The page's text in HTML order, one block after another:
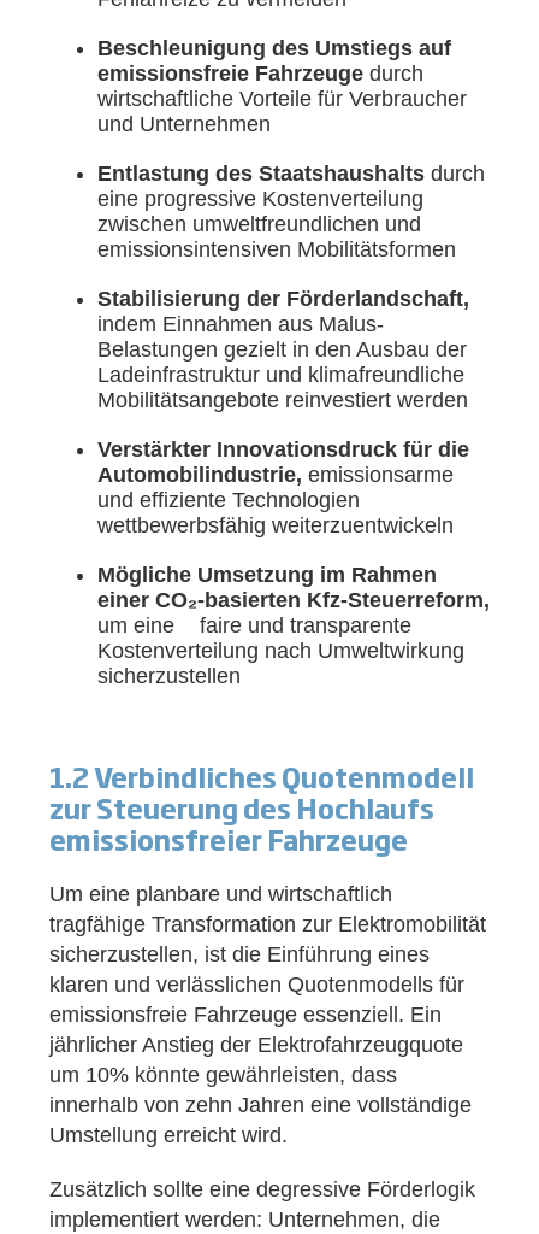
Beschleunigung des Umstiegs auf
emissionsfreie Fahrzeuge durch
wirtschaftliche Vorteile für Verbraucher
und Unternehmen
Entlastung des Staatshaushalts durch
eine progressive Kostenverteilung
zwischen umweltfreundlichen und
emissionsintensiven Mobilitätsformen
Stabilisierung der Förderlandschaft,
indem Einnahmen aus Malus-
Belastungen gezielt in den Ausbau der
Ladeinfrastruktur und klimafreundliche
Mobilitätsangebote reinvestiert werden
Verstärkter Innovationsdruck für die
Automobilindustrie, emissionsarme
und effiziente Technologien
wettbewerbsfähig weiterzuentwickeln
Mögliche Umsetzung im Rahmen
einer CO₂-basierten Kfz-Steuerreform,
um eine faire und transparente
Kostenverteilung nach Umweltwirkung
sicherzustellen
1.2 Verbindliches Quotenmodell
zur Steuerung des Hochlaufs
emissionsfreier Fahrzeuge
Um eine planbare und wirtschaftlich
tragfähige Transformation zur Elektromobilität
sicherzustellen, ist die Einführung eines
klaren und verlässlichen Quotenmodells für
emissionsfreie Fahrzeuge essenziell. Ein
jährlicher Anstieg der Elektrofahrzeugquote
um 10% könnte gewährleisten, dass
innerhalb von zehn Jahren eine vollständige
Umstellung erreicht wird.
Zusätzlich sollte eine degressive Förderlogik
implementiert werden: Unternehmen, die